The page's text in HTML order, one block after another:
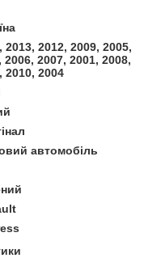
2013, 2012, 2009, 2005,
2006, 2007, 2001, 2008,
2010, 2004
автомобіль